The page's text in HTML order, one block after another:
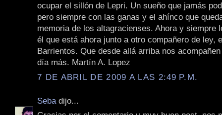
ocupar el sillón de Lepri. Un sueño que jamás
pero siempre con las ganas y el ahínco que
memoria de los altagracienses. Ahora y siempre
él que está ahora junto a otro compañero de ley,
Barrientos. Que desde allá arriba nos
día más. Martín A. Lopez
7 DE ABRIL DE 2009 A LAS 2:49 P.M.
Seba dijo...